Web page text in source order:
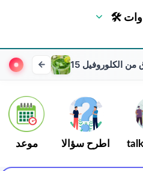
من الكلوروفيل
موعد اطرح سؤالا